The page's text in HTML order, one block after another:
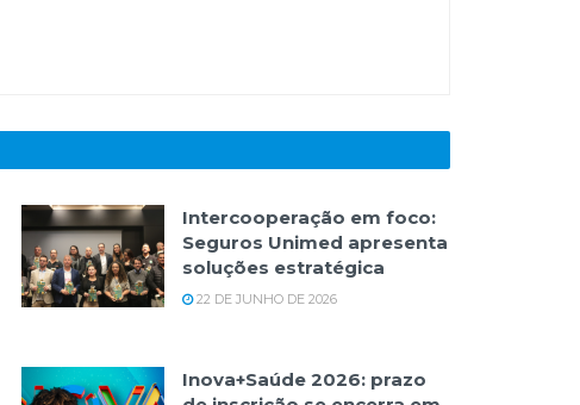
Intercooperação em foco:
Seguros Unimed apresenta
soluções estratégica
22 DE JUNHO DE 2026
Inova+Saúde 2026: prazo